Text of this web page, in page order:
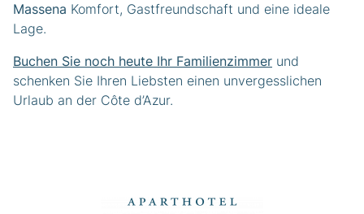
Massena Komfort, Gastfreundschaft und eine ideale
Lage.
Buchen Sie noch heute Ihr Familienzimmer und
schenken Sie Ihren Liebsten einen unvergesslichen
Urlaub an der Côte d’Azur.